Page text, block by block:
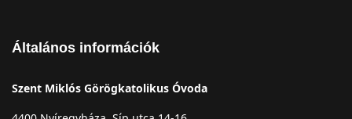
Általános információk
Szent Miklós Görögkatolikus Óvoda